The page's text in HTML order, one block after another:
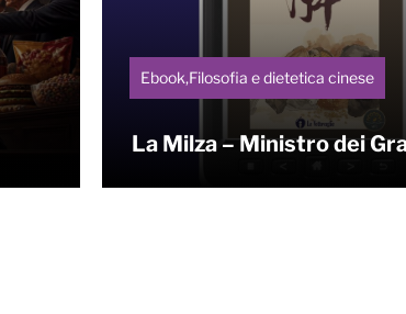
Ebook,Filosofia e dietetica cinese
La Milza – Ministro dei